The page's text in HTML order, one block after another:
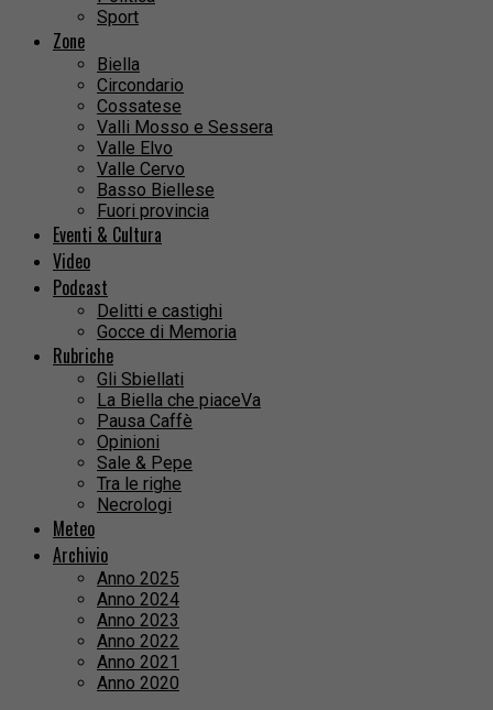
Sport
Zone
Biella
Circondario
Cossatese
Valli Mosso e Sessera
Valle Elvo
Valle Cervo
Basso Biellese
Fuori provincia
Eventi & Cultura
Video
Podcast
Delitti e castighi
Gocce di Memoria
Rubriche
Gli Sbiellati
La Biella che piaceVa
Pausa Caffè
Opinioni
Sale & Pepe
Tra le righe
Necrologi
Meteo
Archivio
Anno 2025
Anno 2024
Anno 2023
Anno 2022
Anno 2021
Anno 2020